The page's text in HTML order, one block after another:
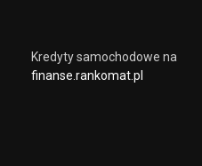
Kredyty samochodowe na
finanse.rankomat.pl